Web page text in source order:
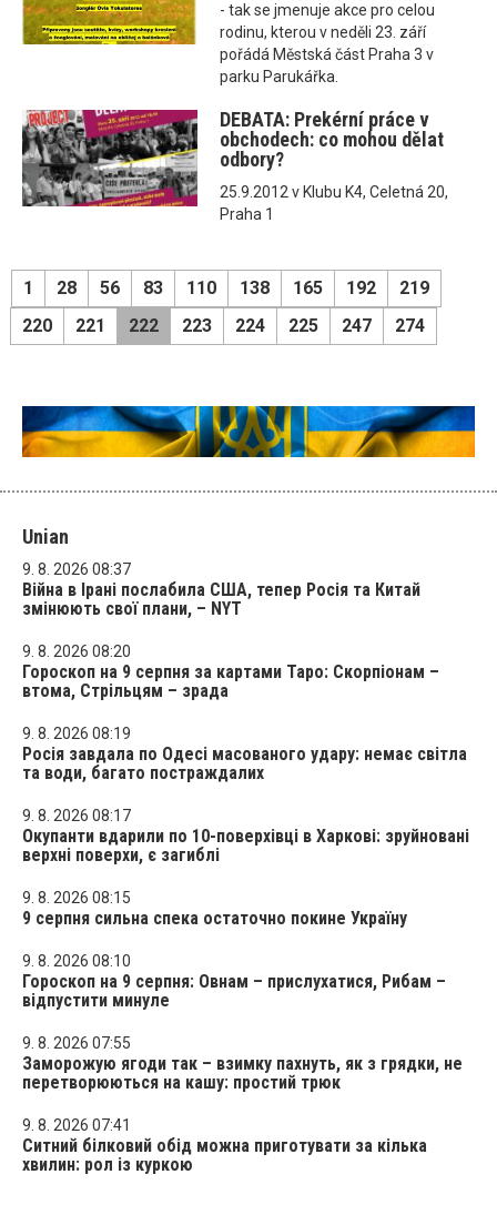
- tak se jmenuje akce pro celou
rodinu, kterou v neděli 23. září
pořádá Městská část Praha 3 v
parku Parukářka.
DEBATA: Prekérní práce v
obchodech: co mohou dělat
odbory?
25.9.2012 v Klubu K4, Celetná 20,
Praha 1
1 28 56 83 110 138 165 192
219
220
221 222 223 224 225 247 274
Unian
9. 8. 2026 08:37
Війна в Ірані послабила США, тепер Росія та Китай
змінюють свої плани, – NYT
9. 8. 2026 08:20
Гороскоп на 9 серпня за картами Таро: Скорпіонам –
втома, Стрільцям – зрада
9. 8. 2026 08:19
Росія завдала по Одесі масованого удару: немає світла
та води, багато постраждалих
9. 8. 2026 08:17
Окупанти вдарили по 10-поверхівці в Харкові: зруйновані
верхні поверхи, є загиблі
9. 8. 2026 08:15
9 серпня сильна спека остаточно покине Україну
9. 8. 2026 08:10
Гороскоп на 9 серпня: Овнам – прислухатися, Рибам –
відпустити минуле
9. 8. 2026 07:55
Заморожую ягоди так – взимку пахнуть, як з грядки, не
перетворюються на кашу: простий трюк
9. 8. 2026 07:41
Ситний білковий обід можна приготувати за кілька
хвилин: рол із куркою